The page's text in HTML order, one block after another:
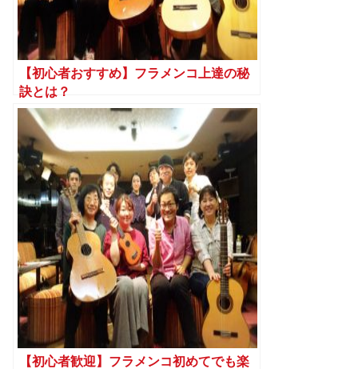
【初心者おすすめ】フラメンコ上達の秘
訣とは？
【初心者歓迎】フラメンコ初めてでも楽